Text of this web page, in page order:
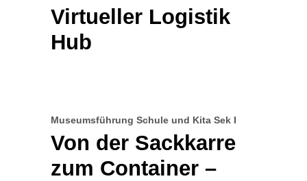
Virtueller Logistik
Hub
Museumsführung Schule und Kita Sek I
Von der Sackkarre
zum Container –